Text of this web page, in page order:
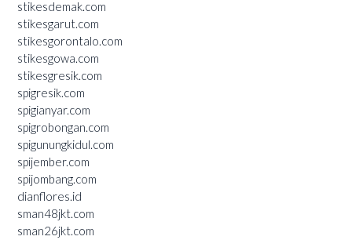
stikesdemak.com
stikesgarut.com
stikesgorontalo.com
stikesgowa.com
stikesgresik.com
spigresik.com
spigianyar.com
spigrobongan.com
spigunungkidul.com
spijember.com
spijombang.com
dianflores.id
sman48jkt.com
sman26jkt.com